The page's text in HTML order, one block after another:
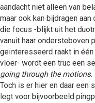
aandacht niet alleen van
maar ook kan bijdragen
die focus -blijkt uit het
vanuit haar ondersteboven
geïnteresseerd raakt in
vloer- wordt een truc een
going through the motions.
Toch is er hier en daar een
legt voor bijvoorbeeld